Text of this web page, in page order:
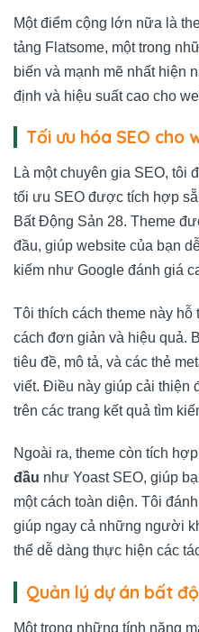
Một điểm cộng lớn nữa là
tảng Flatsome, một trong
biến và mạnh mẽ nhất hiện
định và hiệu suất cao cho
Tối ưu hóa SEO
Là một chuyên gia SEO, tôi
tối ưu SEO được tích hợp
Bất Động Sản 28. Theme
đầu, giúp website của bạn
kiếm như Google đánh giá
Tôi thích cách theme này
cách đơn giản và hiệu quả.
tiêu đề, mô tả, và các thẻ
viết. Điều này giúp cải thiện
trên các trang kết quả tìm
Ngoài ra, theme còn tích
đầu như Yoast SEO, giúp
một cách toàn diện. Tôi
giúp ngay cả những người
thể dễ dàng thực hiện các
Quản lý dự án bất
Một trong những tính năng